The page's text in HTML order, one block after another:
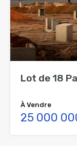
Lot de 18
À Vendre
25 000